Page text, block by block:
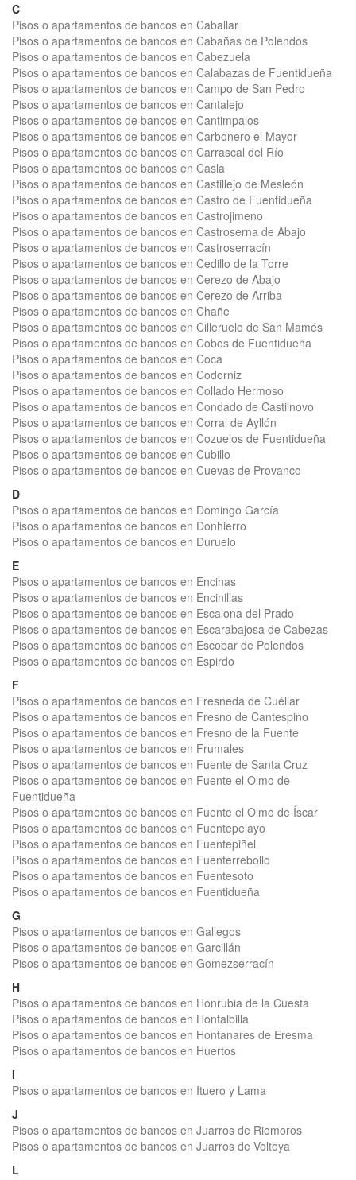
C
Pisos o apartamentos de bancos en Caballar
Pisos o apartamentos de bancos en Cabañas de Polendos
Pisos o apartamentos de bancos en Cabezuela
Pisos o apartamentos de bancos en Calabazas de Fuentidueña
Pisos o apartamentos de bancos en Campo de San Pedro
Pisos o apartamentos de bancos en Cantalejo
Pisos o apartamentos de bancos en Cantimpalos
Pisos o apartamentos de bancos en Carbonero el Mayor
Pisos o apartamentos de bancos en Carrascal del Río
Pisos o apartamentos de bancos en Casla
Pisos o apartamentos de bancos en Castillejo de Mesleón
Pisos o apartamentos de bancos en Castro de Fuentidueña
Pisos o apartamentos de bancos en Castrojimeno
Pisos o apartamentos de bancos en Castroserna de Abajo
Pisos o apartamentos de bancos en Castroserracín
Pisos o apartamentos de bancos en Cedillo de la Torre
Pisos o apartamentos de bancos en Cerezo de Abajo
Pisos o apartamentos de bancos en Cerezo de Arriba
Pisos o apartamentos de bancos en Chañe
Pisos o apartamentos de bancos en Cilleruelo de San Mamés
Pisos o apartamentos de bancos en Cobos de Fuentidueña
Pisos o apartamentos de bancos en Coca
Pisos o apartamentos de bancos en Codorniz
Pisos o apartamentos de bancos en Collado Hermoso
Pisos o apartamentos de bancos en Condado de Castilnovo
Pisos o apartamentos de bancos en Corral de Ayllón
Pisos o apartamentos de bancos en Cozuelos de Fuentidueña
Pisos o apartamentos de bancos en Cubillo
Pisos o apartamentos de bancos en Cuevas de Provanco
D
Pisos o apartamentos de bancos en Domingo García
Pisos o apartamentos de bancos en Donhierro
Pisos o apartamentos de bancos en Duruelo
E
Pisos o apartamentos de bancos en Encinas
Pisos o apartamentos de bancos en Encinillas
Pisos o apartamentos de bancos en Escalona del Prado
Pisos o apartamentos de bancos en Escarabajosa de Cabezas
Pisos o apartamentos de bancos en Escobar de Polendos
Pisos o apartamentos de bancos en Espirdo
F
Pisos o apartamentos de bancos en Fresneda de Cuéllar
Pisos o apartamentos de bancos en Fresno de Cantespino
Pisos o apartamentos de bancos en Fresno de la Fuente
Pisos o apartamentos de bancos en Frumales
Pisos o apartamentos de bancos en Fuente de Santa Cruz
Pisos o apartamentos de bancos en Fuente el Olmo de
Fuentidueña
Pisos o apartamentos de bancos en Fuente el Olmo de Íscar
Pisos o apartamentos de bancos en Fuentepelayo
Pisos o apartamentos de bancos en Fuentepiñel
Pisos o apartamentos de bancos en Fuenterrebollo
Pisos o apartamentos de bancos en Fuentesoto
Pisos o apartamentos de bancos en Fuentidueña
G
Pisos o apartamentos de bancos en Gallegos
Pisos o apartamentos de bancos en Garcillán
Pisos o apartamentos de bancos en Gomezserracín
H
Pisos o apartamentos de bancos en Honrubia de la Cuesta
Pisos o apartamentos de bancos en Hontalbilla
Pisos o apartamentos de bancos en Hontanares de Eresma
Pisos o apartamentos de bancos en Huertos
I
Pisos o apartamentos de bancos en Ituero y Lama
J
Pisos o apartamentos de bancos en Juarros de Riomoros
Pisos o apartamentos de bancos en Juarros de Voltoya
L